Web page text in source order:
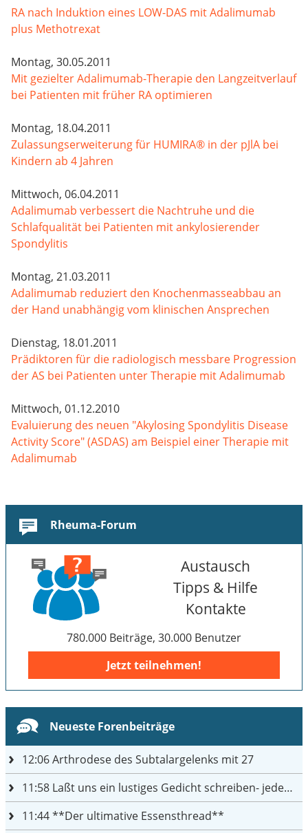
RA nach Induktion eines LOW-DAS mit Adalimumab
plus Methotrexat
Montag, 30.05.2011
Mit gezielter Adalimumab-Therapie den Langzeitverlauf
bei Patienten mit früher RA optimieren
Montag, 18.04.2011
Zulassungserweiterung für HUMIRA® in der pJlA bei
Kindern ab 4 Jahren
Mittwoch, 06.04.2011
Adalimumab verbessert die Nachtruhe und die
Schlafqualität bei Patienten mit ankylosierender
Spondylitis
Montag, 21.03.2011
Adalimumab reduziert den Knochenmasseabbau an
der Hand unabhängig vom klinischen Ansprechen
Dienstag, 18.01.2011
Prädiktoren für die radiologisch messbare Progression
der AS bei Patienten unter Therapie mit Adalimumab
Mittwoch, 01.12.2010
Evaluierung des neuen "Akylosing Spondylitis Disease
Activity Score" (ASDAS) am Beispiel einer Therapie mit
Adalimumab
Rheuma-Forum
Austausch
Tipps & Hilfe
Kontakte
780.000 Beiträge, 30.000 Benutzer
Jetzt teilnehmen!
Neueste Forenbeiträge
12:06Arthrodese des Subtalargelenks mit 27
11:58 Laßt uns ein lustiges Gedicht schreiben- jeder einen Satz
11:44**Der ultimative Essensthread**